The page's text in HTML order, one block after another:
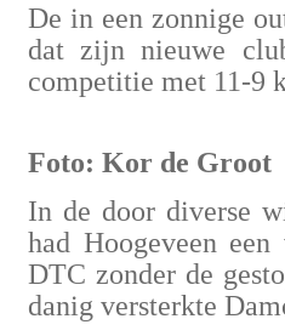
De in een zonnige
dat zijn nieuwe
competitie met 11-9
Foto: Kor de Groot
In de door diverse
had Hoogeveen
DTC zonder de
danig versterkte